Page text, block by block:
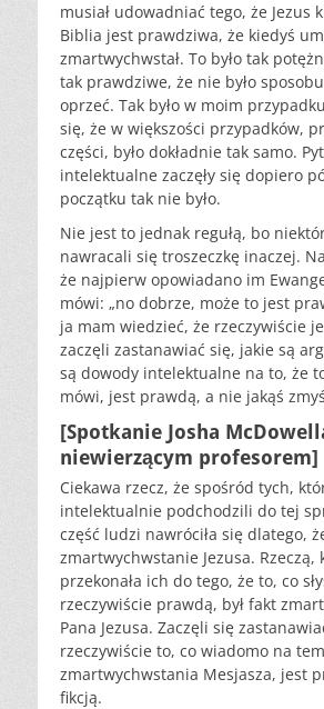
musiał udowadniać tego, że Jezus
Biblia jest prawdziwa, że kiedyś
zmartwychwstał. To było tak
tak prawdziwe, że nie było
oprzeć. Tak było w moim
się, że w większości przypadków,
części, było dokładnie tak samo.
intelektualne zaczęły się dopiero
początku tak nie było.
Nie jest to jednak regułą, bo
nawracali się troszeczkę inaczej.
że najpierw opowiadano im
mówi: „no dobrze, może to jest
ja mam wiedzieć, że rzeczywiście
zaczęli zastanawiać się, jakie są
są dowody intelektualne na to, że
mówi, jest prawdą, a nie jakąś
[Spotkanie Josha
niewierzącym profesorem]
Ciekawa rzecz, że spośród tych,
intelektualnie podchodzili do tej
część ludzi nawróciła się dlatego,
zmartwychwstanie Jezusa. Rzeczą,
przekonała ich do tego, że to, co
rzeczywiście prawdą, był fakt
Pana Jezusa. Zaczęli się
rzeczywiście to, co wiadomo na
zmartwychwstania Mesjasza, jest
fikcją.